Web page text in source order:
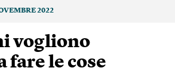
2022
vogliono
fare le cose